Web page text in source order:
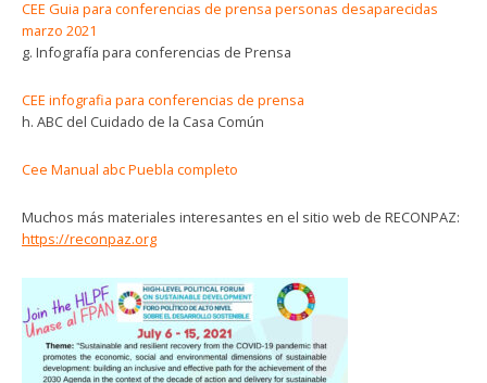
CEE Guia para conferencias de prensa personas desaparecidas
marzo 2021
g. Infografía para conferencias de Prensa
CEE infografia para conferencias de prensa
h. ABC del Cuidado de la Casa Común
Cee Manual abc Puebla completo
Muchos más materiales interesantes en el sitio web de RECONPAZ:
https://reconpaz.org